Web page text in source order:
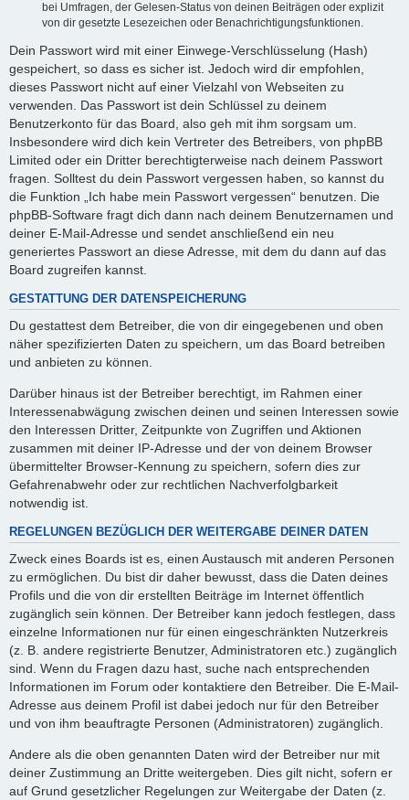
bei Umfragen, der Gelesen-Status von deinen Beiträgen oder explizit
von dir gesetzte Lesezeichen oder Benachrichtigungsfunktionen.
Dein Passwort wird mit einer Einwege-Verschlüsselung (Hash)
gespeichert, so dass es sicher ist. Jedoch wird dir empfohlen,
dieses Passwort nicht auf einer Vielzahl von Webseiten zu
verwenden. Das Passwort ist dein Schlüssel zu deinem
Benutzerkonto für das Board, also geh mit ihm sorgsam um.
Insbesondere wird dich kein Vertreter des Betreibers, von phpBB
Limited oder ein Dritter berechtigterweise nach deinem Passwort
fragen. Solltest du dein Passwort vergessen haben, so kannst du
die Funktion „Ich habe mein Passwort vergessen“ benutzen. Die
phpBB-Software fragt dich dann nach deinem Benutzernamen und
deiner E-Mail-Adresse und sendet anschließend ein neu
generiertes Passwort an diese Adresse, mit dem du dann auf das
Board zugreifen kannst.
GESTATTUNG DER DATENSPEICHERUNG
Du gestattest dem Betreiber, die von dir eingegebenen und oben
näher spezifizierten Daten zu speichern, um das Board betreiben
und anbieten zu können.
Darüber hinaus ist der Betreiber berechtigt, im Rahmen einer
Interessenabwägung zwischen deinen und seinen Interessen sowie
den Interessen Dritter, Zeitpunkte von Zugriffen und Aktionen
zusammen mit deiner IP-Adresse und der von deinem Browser
übermittelter Browser-Kennung zu speichern, sofern dies zur
Gefahrenabwehr oder zur rechtlichen Nachverfolgbarkeit
notwendig ist.
REGELUNGEN BEZÜGLICH DER WEITERGABE DEINER DATEN
Zweck eines Boards ist es, einen Austausch mit anderen Personen
zu ermöglichen. Du bist dir daher bewusst, dass die Daten deines
Profils und die von dir erstellten Beiträge im Internet öffentlich
zugänglich sein können. Der Betreiber kann jedoch festlegen, dass
einzelne Informationen nur für einen eingeschränkten Nutzerkreis
(z. B. andere registrierte Benutzer, Administratoren etc.) zugänglich
sind. Wenn du Fragen dazu hast, suche nach entsprechenden
Informationen im Forum oder kontaktiere den Betreiber. Die E-Mail-
Adresse aus deinem Profil ist dabei jedoch nur für den Betreiber
und von ihm beauftragte Personen (Administratoren) zugänglich.
Andere als die oben genannten Daten wird der Betreiber nur mit
deiner Zustimmung an Dritte weitergeben. Dies gilt nicht, sofern er
auf Grund gesetzlicher Regelungen zur Weitergabe der Daten (z.